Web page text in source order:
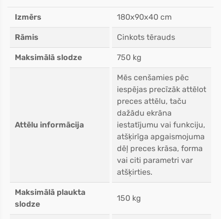
Izmērs 180x90x40 cm
Rāmis Cinkots tērauds
Maksimālā slodze 750 kg
Attēlu informācija
Mēs cenšamies pēc
iespējas precīzāk attēlot
preces attēlu, taču
dažādu ekrāna
iestatījumu vai funkciju,
atšķirīga apgaismojuma
dēļ preces krāsa, forma
vai citi parametri var
atšķirties.
Maksimālā plaukta
slodze
150 kg